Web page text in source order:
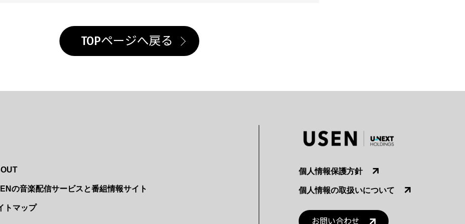
TOPページへ戻る
の音楽配信サービスと番組情報サイト
トマップ
個人情報保護方針
個人情報の取扱いについて
お問い合わせ